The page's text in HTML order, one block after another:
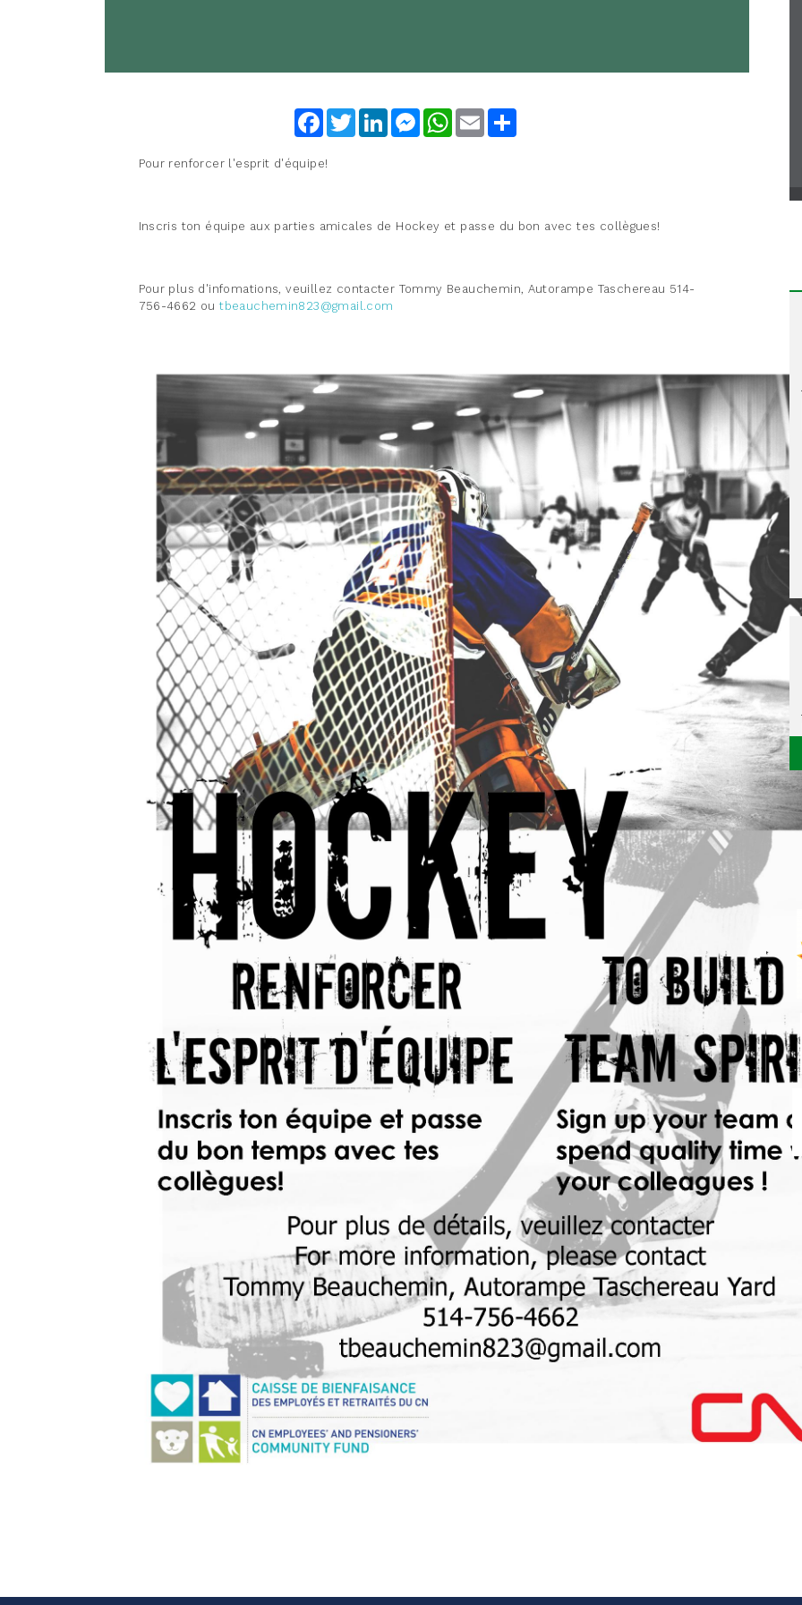
FacebookTwitterLinkedInMessengerWhatsApp
Email
Pour renforcer l'esprit d'équipe!
Inscris ton équipe aux parties amicales de Hockey et passe du bon avec tes collègues!
Pour plus d'infomations, veuillez contacter Tommy Beauchemin, Autorampe Taschereau 514-
756-4662 outbeauchemin823@gmail.com